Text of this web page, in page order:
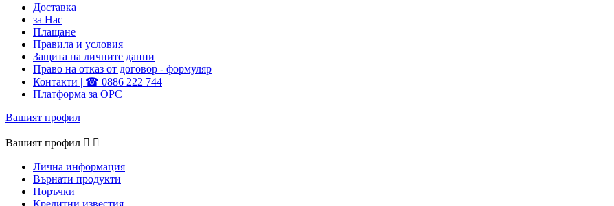
Доставка
за Нас
Плащане
Правила и условия
Защита на личните данни
Право на отказ от договор - формуляр
Контакти | ☎ 0886 222 744
Платформа за ОРС
Вашият профил
Вашият профил  
Лична информация
Върнати продукти
Поръчки
Кредитни известия